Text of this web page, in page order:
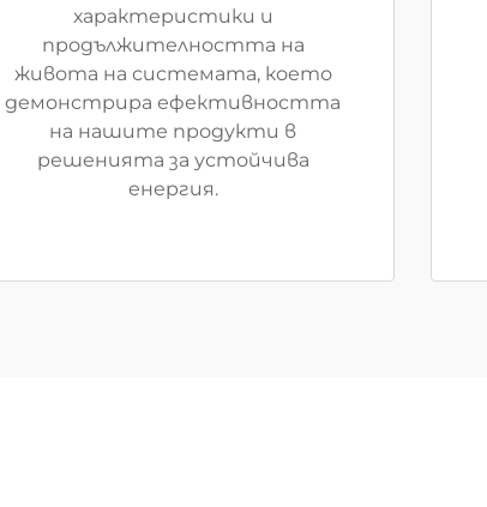
характеристики и
продължителността на
живота на системата, което
демонстрира ефективността
на нашите продукти в
решенията за устойчива
енергия.